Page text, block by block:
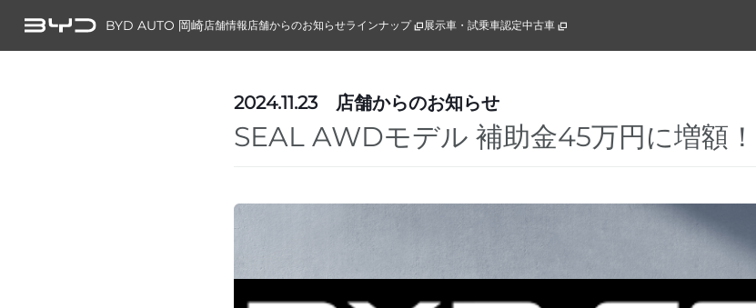
BYD AUTO 岡崎店舗情報店舗からのお知らせラインナップ 展示車・試乗車認定中古車
2024.11.23 店舗からのお知らせ
SEAL AWDモデル 補助金45万円に増額！